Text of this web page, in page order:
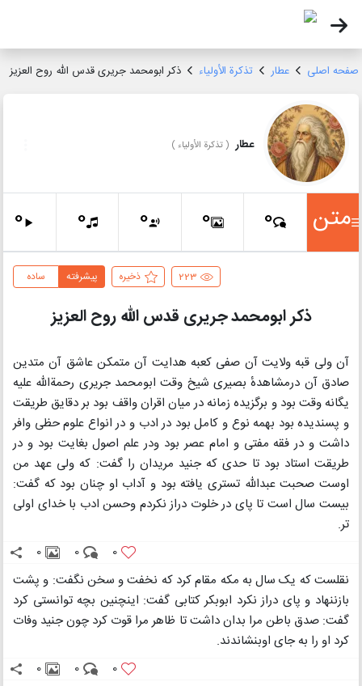
صفحه اصلی عطار تذکرة الأولیاء ذکر ابومحمد جریری قدس الله روح العزیز
عطار (تذکرة الأولیاء )
متن 0
0
0
0
0
223 ذخیره ساده پیشرفته
ذکر ابومحمد جریری قدس الله روح العزیز
آن ولی قبه ولایت آن صفی کعبه هدایت آن متمکن عاشق آن متدین
صادق آن درمشاهدهٔ بصیری شیخ وقت ابومحمد جریری رحمةالله علیه
یگانه وقت بود و برگزیده زمانه در میان اقران واقف بود بر دقایق طریقت
و پسندیده بود بهمه نوع و کامل بود در ادب و در انواع علوم حظی وافر
داشت و در فقه مفتی و امام عصر بود ودر علم اصول بغایت بود و در
طریقت استاد بود تا حدی که جنید مریدان را گفت: که ولی عهد من
اوست صحبت عبدالله تستری یافته بود و آداب او چنان بود که گفت:
بیست سال است تا پای در خلوت دراز نکردم وحسن ادب با خدای اولی
تر.
0
0
0
نقلست که یک سال به مکه مقام کرد که نخفت و سخن نگفت: و پشت
بازننهاد و پای دراز نکرد ابوبکر کتابی گفت: اینچنین بچه توانستی کرد
گفت: صدق باطن مرا بدان داشت تا ظاهر مرا قوت کرد چون جنید وفات
کرد او را به جای اوبنشاندند.
0
0
0